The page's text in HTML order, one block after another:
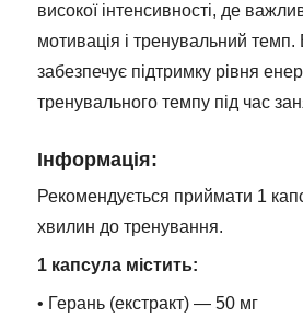
високої інтенсивності, де
мотивація і тренувальний темп.
забезпечує підтримку рівня
тренувального темпу під час
Інформація:
Рекомендується приймати 1
хвилин до тренування.
1 капсула містить:
• Герань (екстракт) — 50 мг